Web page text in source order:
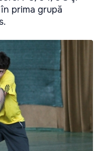
prima grupă